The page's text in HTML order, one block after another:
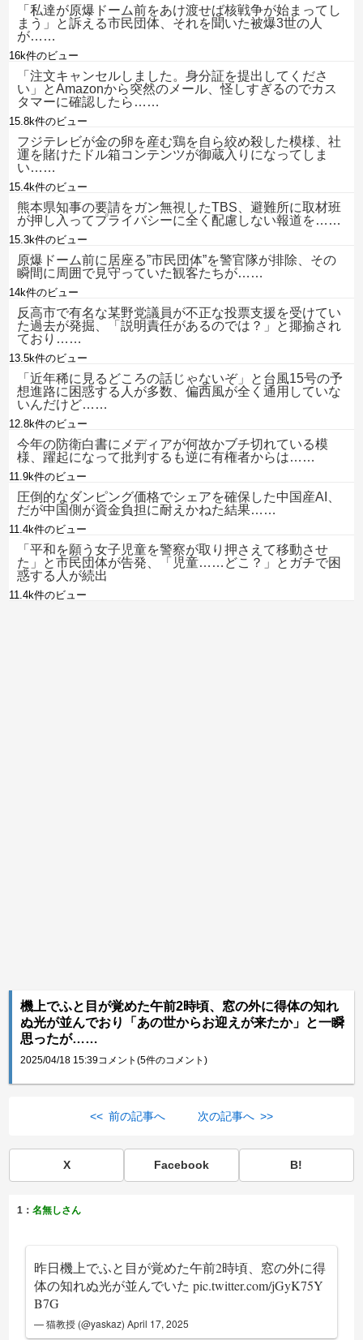
「私達が原爆ドーム前をあけ渡せば核戦争が始まってし
まう」と訴える市民団体、それを聞いた被爆3世の人
が……
16k件のビュー
「注文キャンセルしました。身分証を提出してくださ
い」とAmazonから突然のメール、怪しすぎるのでカス
タマーに確認したら……
15.8k件のビュー
フジテレビが金の卵を産む鶏を自ら絞め殺した模様、社
運を賭けたドル箱コンテンツが御蔵入りになってしま
い……
15.4k件のビュー
熊本県知事の要請をガン無視したTBS、避難所に取材班
が押し入ってプライバシーに全く配慮しない報道を……
15.3k件のビュー
原爆ドーム前に居座る”市民団体”を警官隊が排除、その
瞬間に周囲で見守っていた観客たちが……
14k件のビュー
反高市で有名な某野党議員が不正な投票支援を受けてい
た過去が発掘、「説明責任があるのでは？」と揶揄され
ており……
13.5k件のビュー
「近年稀に見るどころの話じゃないぞ」と台風15号の予
想進路に困惑する人が多数、偏西風が全く通用していな
いんだけど……
12.8k件のビュー
今年の防衛白書にメディアが何故かブチ切れている模
様、躍起になって批判するも逆に有権者からは……
11.9k件のビュー
圧倒的なダンピング価格でシェアを確保した中国産AI、
だが中国側が資金負担に耐えかねた結果……
11.4k件のビュー
「平和を願う女子児童を警察が取り押さえて移動させ
た」と市民団体が告発、「児童……どこ？」とガチで困
惑する人が続出
11.4k件のビュー
機上でふと目が覚めた午前2時頃、窓の外に得体の知れ
ぬ光が並んでおり「あの世からお迎えが来たか」と一瞬
思ったが……
2025/04/18 15:39コメント(5件のコメント)
<< 前の記事へ 次の記事へ >>
X Facebook B!
1：名無しさん
昨日機上でふと目が覚めた午前2時頃、窓の外に得
体の知れぬ光が並んでいたpic.twitter.com/jGyK75Y
B7G
— 猫教授 (@yaskaz)April 17, 2025